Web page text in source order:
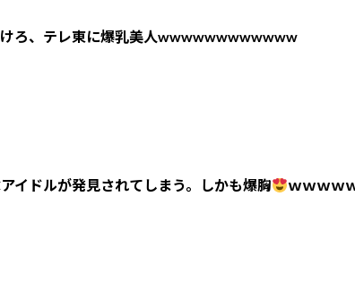
けろ、テレ東に爆乳美人wwwwwwwwwwww
イドルが発見されてしまう。しかも爆胸 ｗｗｗｗ